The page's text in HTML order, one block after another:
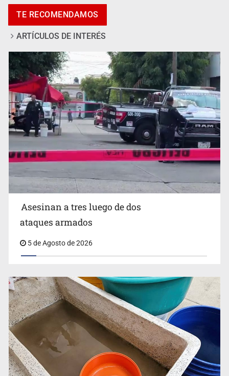
Asesinan a tres luego de dos ataques armados
Mujer resulta lesionada tras ataque de pitbull en
Zapopan
Buscan reformar Ley de Salud en Jalisco para emitir
alertas sanitarias por mala calidad del agua
TE RECOMENDAMOS
ARTÍCULOS DE INTERÉS
Asesinan a tres luego de dos
ataques armados
5 de Agosto de 2026